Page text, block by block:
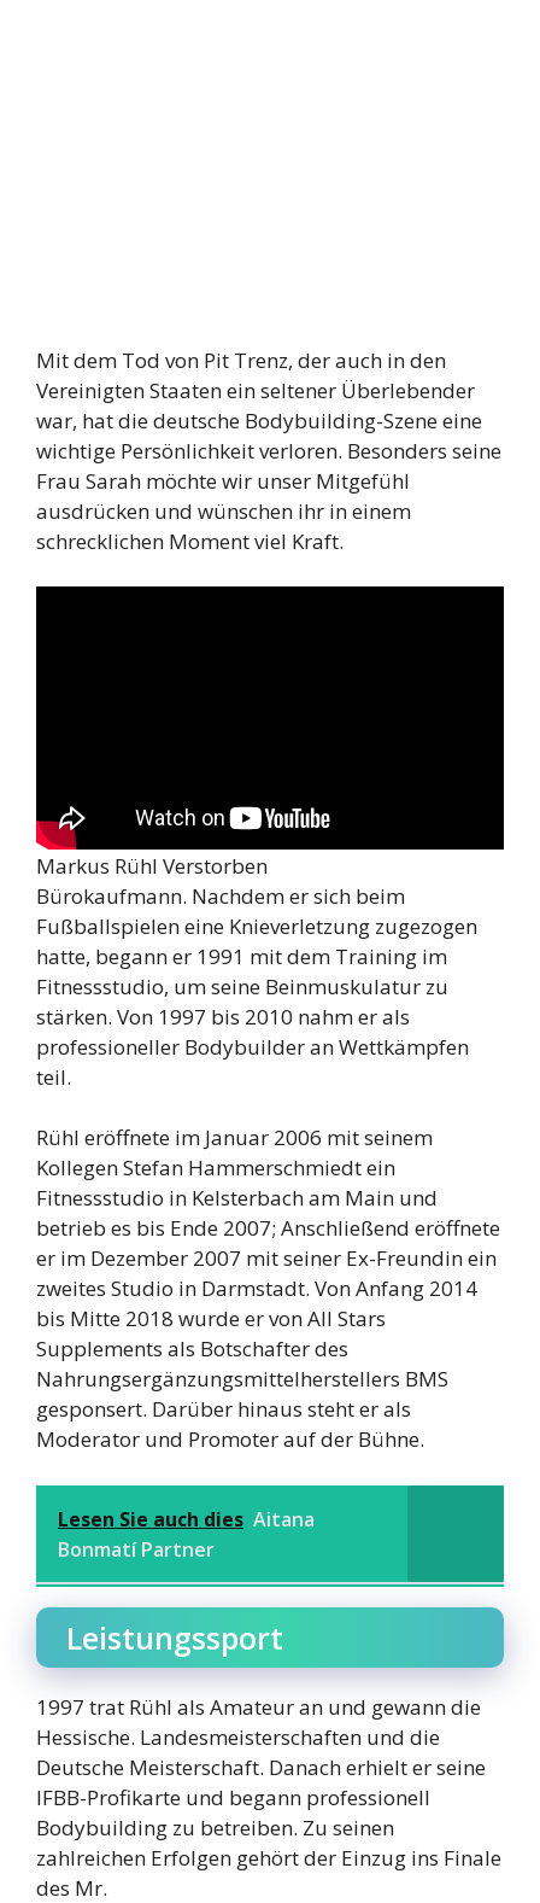
Mit dem Tod von Pit Trenz, der auch in den
Vereinigten Staaten ein seltener Überlebender
war, hat die deutsche Bodybuilding-Szene eine
wichtige Persönlichkeit verloren. Besonders seine
Frau Sarah möchte wir unser Mitgefühl
ausdrücken und wünschen ihr in einem
schrecklichen Moment viel Kraft.
Markus Rühl Verstorben
Bürokaufmann. Nachdem er sich beim
Fußballspielen eine Knieverletzung zugezogen
hatte, begann er 1991 mit dem Training im
Fitnessstudio, um seine Beinmuskulatur zu
stärken. Von 1997 bis 2010 nahm er als
professioneller Bodybuilder an Wettkämpfen
teil.
Rühl eröffnete im Januar 2006 mit seinem
Kollegen Stefan Hammerschmiedt ein
Fitnessstudio in Kelsterbach am Main und
betrieb es bis Ende 2007; Anschließend eröffnete
er im Dezember 2007 mit seiner Ex-Freundin ein
zweites Studio in Darmstadt. Von Anfang 2014
bis Mitte 2018 wurde er von All Stars
Supplements als Botschafter des
Nahrungsergänzungsmittelherstellers BMS
gesponsert. Darüber hinaus steht er als
Moderator und Promoter auf der Bühne.
Lesen Sie auch dies Aitana
Bonmatí Partner
Leistungssport
1997 trat Rühl als Amateur an und gewann die
Hessische. Landesmeisterschaften und die
Deutsche Meisterschaft. Danach erhielt er seine
IFBB-Profikarte und begann professionell
Bodybuilding zu betreiben. Zu seinen
zahlreichen Erfolgen gehört der Einzug ins Finale
des Mr.